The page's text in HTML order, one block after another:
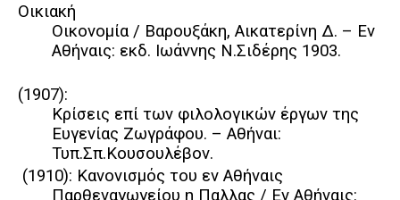
Οικιακή
Οικονομία / Βαρουξάκη, Αικατερίνη Δ. – Εν
Αθήναις: εκδ. Ιωάννης Ν.Σιδέρης 1903.
(1907):
Κρίσεις επί των φιλολογικών έργων της
Ευγενίας Ζωγράφου. – Αθήναι:
Τυπ.Σπ.Κουσουλέβον.
(1910): Κανονισμός του εν Αθήναις
Παρθεναγωγείου η Παλλας / Εν Αθήναις: